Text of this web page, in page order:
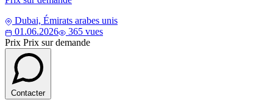
Dubai, Émirats arabes unis
01.06.2026
365 vues
Prix Prix sur demande
Contacter